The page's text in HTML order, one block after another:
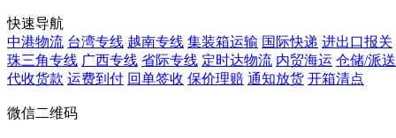
快速导航
中港物流 台湾专线 越南专线 集装箱运输 国际快递 进出口报关
珠三角专线 广西专线 省际专线 定时达物流 内贸海运 仓储/派送
代收货款 运费到付 回单签收 保价理赔 通知放货 开箱清点
微信二维码